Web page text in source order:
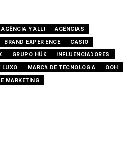
AGÊNCIA Y’ALL!
AGÊNCIAS
BRAND EXPERIENCE
CASIO
GRUPO HÜK
INFLUENCIADORES
LUXO
MARCA DE TECNOLOGIA
OOH
MARKETING